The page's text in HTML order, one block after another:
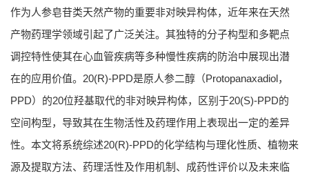
作为人参皂苷类天然产物的重要非对映异构体，近年来在天然
产物药理学领域引起了广泛关注。其独特的分子构型和多靶点
调控特性使其在心血管疾病等多种慢性疾病的防治中展现出潜
在的应用价值。20(R)-PPD是原人参二醇（Protopanaxadiol，
PPD）的20位羟基取代的非对映异构体，区别于20(S)-PPD的
空间构型，导致其在生物活性及药理作用上表现出一定的差异
性。本文将系统综述20(R)-PPD的化学结构与理化性质、植物来
源及提取方法、药理活性及作用机制、成药性评价以及未来临